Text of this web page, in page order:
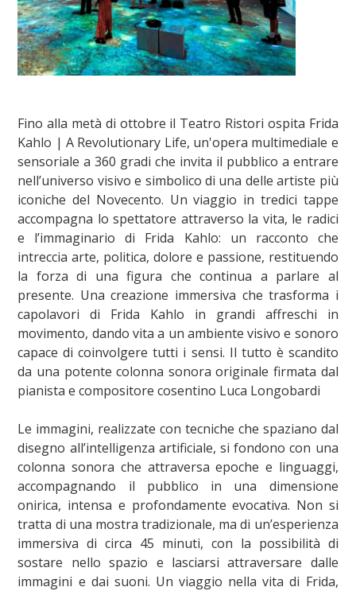
Fino alla metà di ottobre il Teatro Ristori ospita Frida
Kahlo | A Revolutionary Life, un'opera multimediale e
sensoriale a 360 gradi che invita il pubblico a entrare
nell’universo visivo e simbolico di una delle artiste più
iconiche del Novecento. Un viaggio in tredici tappe
accompagna lo spettatore attraverso la vita, le radici
e l’immaginario di Frida Kahlo: un racconto che
intreccia arte, politica, dolore e passione, restituendo
la forza di una figura che continua a parlare al
presente. Una creazione immersiva che trasforma i
capolavori di Frida Kahlo in grandi affreschi in
movimento, dando vita a un ambiente visivo e sonoro
capace di coinvolgere tutti i sensi. Il tutto è scandito
da una potente colonna sonora originale firmata dal
pianista e compositore cosentino Luca Longobardi
Le immagini, realizzate con tecniche che spaziano dal
disegno all’intelligenza artificiale, si fondono con una
colonna sonora che attraversa epoche e linguaggi,
accompagnando il pubblico in una dimensione
onirica, intensa e profondamente evocativa. Non si
tratta di una mostra tradizionale, ma di un’esperienza
immersiva di circa 45 minuti, con la possibilità di
sostare nello spazio e lasciarsi attraversare dalle
immagini e dai suoni. Un viaggio nella vita di Frida,